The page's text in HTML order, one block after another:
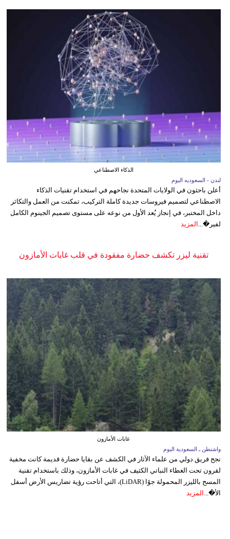
الذكاء الاصطناعي
لندن - السعوديه اليوم
أعلن باحثون في الولايات المتحدة نجاحهم في استخدام تقنيات الذكاء
الاصطناعي لتصميم فيروسات جديدة كاملة التركيب، تمكنت من العمل والتكاثر
داخل المختبر، في إنجاز يُعد الأول من نوعه على مستوى تصميم الجينوم الكامل
لفير�...
المزيد
تقنية ليزر تكشف حضارة مفقودة في قلب غابات الأمازون
غابات الأمازون
واشنطن ـ السعودية اليوم
نجح فريق دولي من علماء الآثار في الكشف عن بقايا حضارة قديمة كانت مخفية
لقرون تحت الغطاء النباتي الكثيف في غابات الأمازون، وذلك باستخدام تقنية
المسح بالليزر المحمولة جوًا (LiDAR)، التي أتاحت رؤية تضاريس الأرض أسفل
الأ�... المزيد